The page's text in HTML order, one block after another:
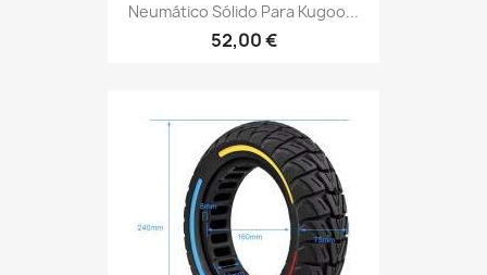
Neumático Sólido Para Kugoo...
52,00 €